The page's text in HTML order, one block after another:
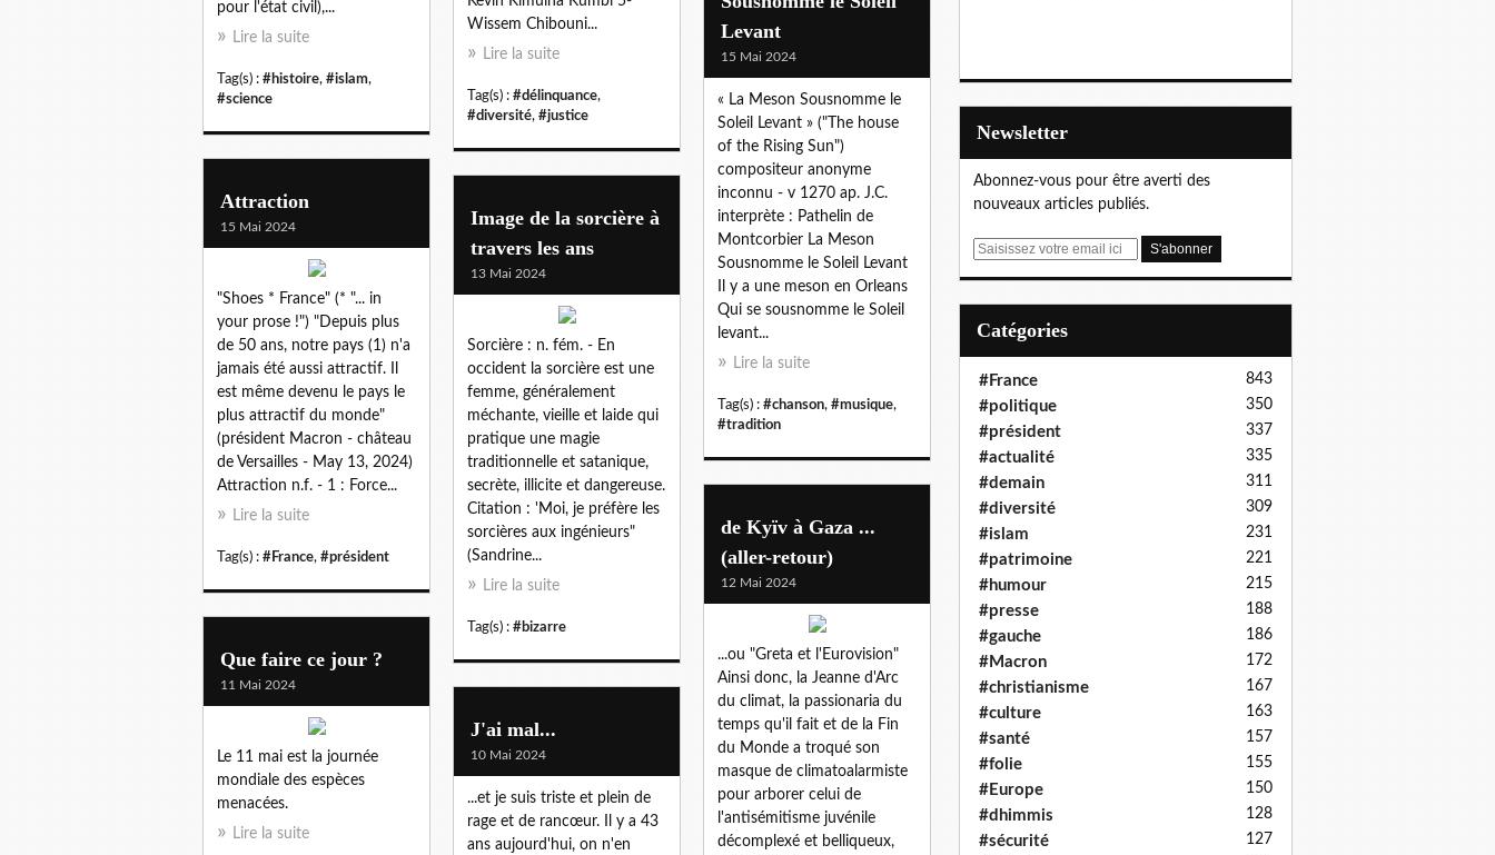
pour l'état civil),...
Lire la suite
Tag(s) : #histoire, #islam,
#science
Wissem Chibouni...
Lire la suite
Tag(s) : #délinquance,
#diversité, #justice
Levant
15 Mai 2024
« La Meson Sousnomme le
Soleil Levant » ("The house
of the Rising Sun")
compositeur anonyme
inconnu - v 1270 ap. J.C.
interprète : Pathelin de
Montcorbier La Meson
Sousnomme le Soleil Levant
Il y a une meson en Orleans
Qui se sousnomme le Soleil
levant...
Lire la suite
Tag(s) : #chanson, #musique,
#tradition
Attraction
15 Mai 2024
"Shoes * France" (* "... in
your prose !") "Depuis plus
de 50 ans, notre pays (1) n'a
jamais été aussi attractif. Il
est même devenu le pays le
plus attractif du monde"
(président Macron - château
de Versailles - May 13, 2024)
Attraction n.f. - 1 : Force...
Lire la suite
Tag(s) : #France, #président
Image de la sorcière à
travers les ans
13 Mai 2024
Sorcière : n. fém. - En
occident la sorcière est une
femme, généralement
méchante, vieille et laide qui
pratique une magie
traditionnelle et satanique,
secrète, illicite et dangereuse.
Citation : 'Moi, je préfère les
sorcières aux ingénieurs"
(Sandrine...
Lire la suite
Tag(s) : #bizarre
de Kyïv à Gaza ...
(aller-retour)
12 Mai 2024
...ou "Greta et l'Eurovision"
Ainsi donc, la Jeanne d'Arc
du climat, la passionaria du
temps qu'il fait et de la Fin
du Monde a troqué son
masque de climatoalarmiste
pour arborer celui de
l'antisémitisme juvénile
décomplexé et belliqueux,
Que faire ce jour ?
11 Mai 2024
Le 11 mai est la journée
mondiale des espèces
menacées.
Lire la suite
J'ai mal...
10 Mai 2024
...et je suis triste et plein de
rage et de rancœur. Il y a 43
ans aujourd'hui, on n'en
Newsletter
Abonnez-vous pour être averti des
nouveaux articles publiés.
E
Catégories
#France 843
#politique 350
#président 337
#actualité 335
#demain 311
#diversité 309
#islam 231
#patrimoine 221
#humour 215
#presse 188
#gauche 186
#Macron 172
#christianisme 167
#culture 163
#santé 157
#folie 155
#Europe 150
#dhimmis 128
#sécurité 127